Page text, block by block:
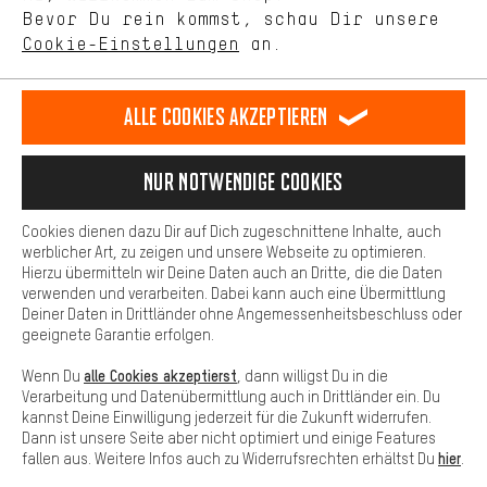
Deutsch
DE english
EN español
ES français
FR
VERTRAG WIDERRUFEN Aachener Community Affiliateprogramm
Datenschutz Allgemeine Geschäftsbedingungen
Hinweisgebersystem Hinweise zur Batterieentsorgung
Cookie-Einstellungen Kontrast ändern
Alle Preise verstehen sich in Euro und exkl. MwSt zuzüglich
Versandkostenfür Lieferung nachUSA.
Bevor Du rein kommst, schau Dir unsere
Cookie-Einstellungen an.
unseres Shop-Angebots.
Dein Shopping-Erlebnis wird komfortabler. Mit Komfort-Cookies
stellen wir Verknüpfungen zu Social Media Plattformen her. So
können wir dir weitere nützliche Inhalte und Informationen zur
Verfügung stellen. Zudem hast du die Möglichkeit zusätzliche
Services zu nutzen, die es dir erleichtern die richtigen Produkte zu
finden. Beispielsweise bieten wir eine Chat-Funktion an, damit
Fragen schnell und unkompliziert beantwortet werden können.
Basis
Basis-Cookies gewährleisten, dass Du unsere Webseite
grundsätzlich nutzen kannst.
Alle Cookies akzeptieren
Nur Notwendige Cookies
Cookies dienen dazu Dir auf Dich zugeschnittene Inhalte, auch
werblicher Art, zu zeigen und unsere Webseite zu optimieren.
Hierzu übermitteln wir Deine Daten auch an Dritte, die die Daten
verwenden und verarbeiten. Dabei kann auch eine Übermittlung
Deiner Daten in Drittländer ohne Angemessenheitsbeschluss oder
geeignete Garantie erfolgen.
Wenn Du alle Cookies akzeptierst , dann willigst Du in die
Verarbeitung und Datenübermittlung auch in Drittländer ein. Du
kannst Deine Einwilligung jederzeit für die Zukunft widerrufen.
Dann ist unsere Seite aber nicht optimiert und einige Features
fallen aus. Weitere Infos auch zu Widerrufsrechten erhältst Du hier